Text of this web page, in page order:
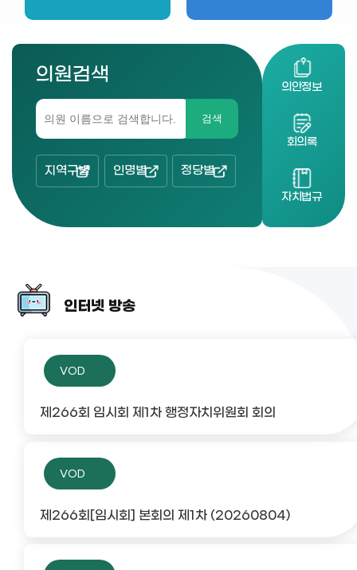
의원검색
검색
지역구별 인명별 정당별
의안정보
회의록
자치법규
인터넷 방송
VOD
제266회 임시회 제1차 행정자치위원회 회의
VOD
제266회[임시회] 본회의 제1차 (20260804)